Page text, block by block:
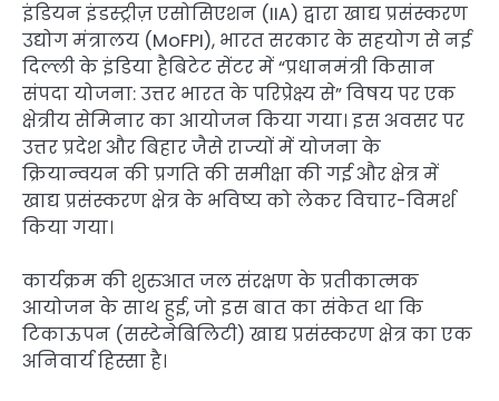
इंडियन इंडस्ट्रीज़ एसोसिएशन (IIA) द्वारा खाद्य प्रसंस्करण
उद्योग मंत्रालय (MoFPI), भारत सरकार के सहयोग से नई
दिल्ली के इंडिया हैबिटेट सेंटर में “प्रधानमंत्री किसान
संपदा योजना: उत्तर भारत के परिप्रेक्ष्य से” विषय पर एक
क्षेत्रीय सेमिनार का आयोजन किया गया। इस अवसर पर
उत्तर प्रदेश और बिहार जैसे राज्यों में योजना के
क्रियान्वयन की प्रगति की समीक्षा की गई और क्षेत्र में
खाद्य प्रसंस्करण क्षेत्र के भविष्य को लेकर विचार-विमर्श
किया गया।
कार्यक्रम की शुरुआत जल संरक्षण के प्रतीकात्मक
आयोजन के साथ हुई, जो इस बात का संकेत था कि
टिकाऊपन (सस्टेनेबिलिटी) खाद्य प्रसंस्करण क्षेत्र का एक
अनिवार्य हिस्सा है।